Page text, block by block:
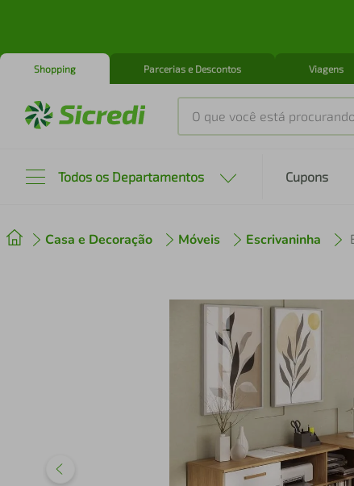
Shopping Parcerias e Descontos Viagens
O que você está procurando?
Todos os Departamentos Cupons
Casa e Decoração Móveis Escrivaninha
º cafeteira
air fryer
iphone